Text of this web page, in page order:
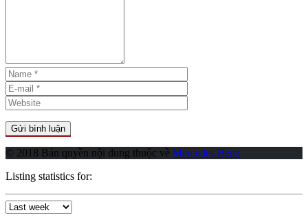
© 2018 Bản quyền nội dung thuộc về Mercedes Benz
Listing statistics for: